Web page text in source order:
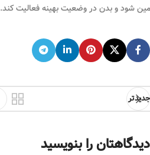
شود و بدن در وضعیت بهینه فعالیت کند.
جدیدتر
دیدگاهتان را بنویسید